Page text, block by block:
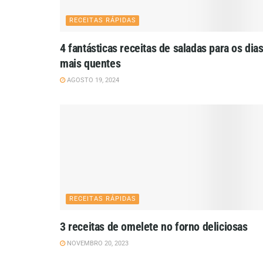
RECEITAS RÁPIDAS
4 fantásticas receitas de saladas para os dias
mais quentes
AGOSTO 19, 2024
RECEITAS RÁPIDAS
3 receitas de omelete no forno deliciosas
NOVEMBRO 20, 2023